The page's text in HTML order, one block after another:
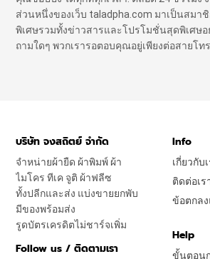
ส่วนหนึ่งของเว็บ taladpha.com มาเป็นสมา
พิเศษรวมทั้งข่าวสารและโปรโมชั่นสุดพิเศษ
ถามใดๆ พวกเรารอตอบคุณอยู่เพียงต่อสายโท
บริษัท จงสถิตย์ จำกัด
จำหน่ายผ้ายืด ผ้าพิมพ์ ผ้า
ไมโคร ทีเค จูติ ผ้าฟลีซ
ทั้งปลีกและส่ง แบ่งขายยกพับ
มีของพร้อมส่ง
รูดบัตรเครดิตไม่ชาร์จเพิ่ม
Follow us / ติดตามเรา
Info
เกี่ยวกับ
ติดต่อเร
ข้อตกลง
Help
ขั้นตอน